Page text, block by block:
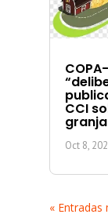
CCI
Oct 8,
« Entradas